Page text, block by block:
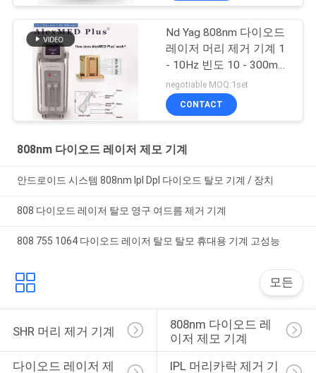
Nd Yag 808nm 다이오드
레이저 머리 제거 기계 1
- 10Hz 빈도 10 - 300ms
맥박 폭
negotiable MOQ:1set
CONTACT
808nm 다이오드 레이저 제모 기계
안드로이드 시스템 808nm Ipl Dpl 다이오드 탈모 기계 / 장치
808 다이오드 레이저 탈모 영구 여드름 제거 기계
808 755 1064 다이오드 레이저 탈모 탈모 휴대용 기계 고성능
모든
SHR 머리 제거 기계
808nm 다이오드 레
이저 제모 기계
다이오드 레이저 제
IPL 머리카락 제거 기